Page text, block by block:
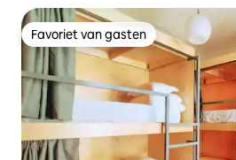
Favoriet van gasten
Favoriet van gasten